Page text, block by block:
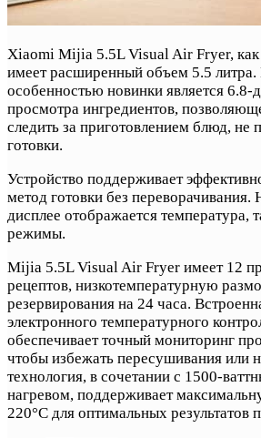
Xiaomi Mijia 5.5L Visual Air Fryer, как
имеет расширенный объем 5.5 литра.
особенностью новинки является
просмотра ингредиентов,
следить за приготовлением блюд, не
готовки.
Устройство поддерживает
метод готовки без переворачивания.
дисплее отображается температура,
режимы.
Mijia 5.5L Visual Air Fryer имеет 12
рецептов, низкотемпературную
резервирования на 24 часа.
электронного температурного
обеспечивает точный мониторинг
чтобы избежать пересушивания или
технология, в сочетании с 1500-
нагревом, поддерживает
220°C для оптимальных результатов